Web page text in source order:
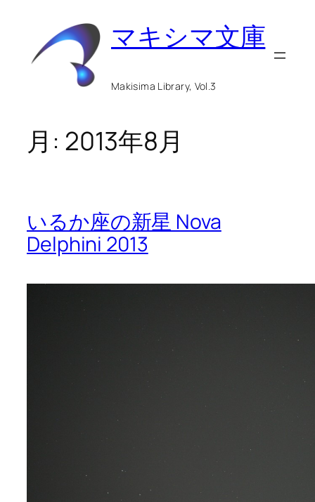
マキシマ文庫
Makisima Library, Vol.3
月: 2013年8月
いるか座の新星 Nova
Delphini 2013